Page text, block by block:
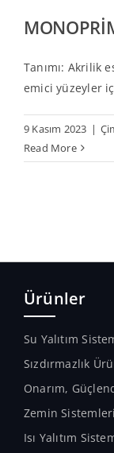
Tanımı: Akrilik
emici yüzeyler
9 Kasım 2023 |
Read More
Ürünler
Su Yalıtım
Sızdırmazlık
Onarım,
Zemin Sistemleri
Isı Yalıtım